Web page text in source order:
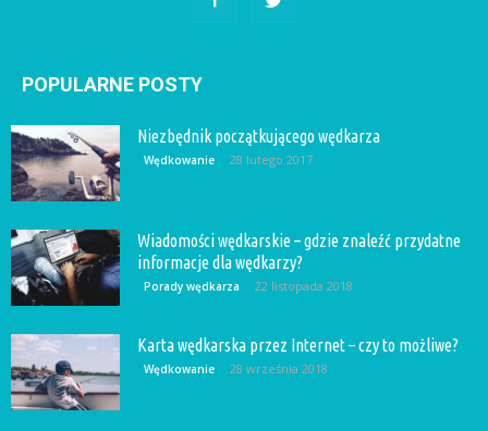
POPULARNE POSTY
Niezbędnik początkującego wędkarza
Wędkowanie 28 lutego 2017
Wiadomości wędkarskie – gdzie znaleźć przydatne
informacje dla wędkarzy?
Porady wędkarza 22 listopada 2018
Karta wędkarska przez Internet – czy to możliwe?
Wędkowanie 28 września 2018